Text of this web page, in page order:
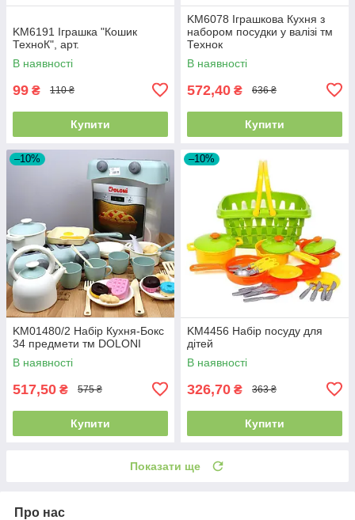
KM6191 Іграшка "Кошик
ТехноК", арт.
В наявності
99 ₴ 110 ₴
Купити
KM6078 Іграшкова Кухня з
набором посудки у валізі тм
Технок
В наявності
572,40 ₴ 636 ₴
Купити
–10%
KM01480/2 Набір Кухня-Бокс
34 предмети тм DOLONI
В наявності
517,50 ₴ 575 ₴
Купити
–10%
KM4456 Набір посуду для
дітей
В наявності
326,70 ₴ 363 ₴
Купити
Показати ще
Про нас